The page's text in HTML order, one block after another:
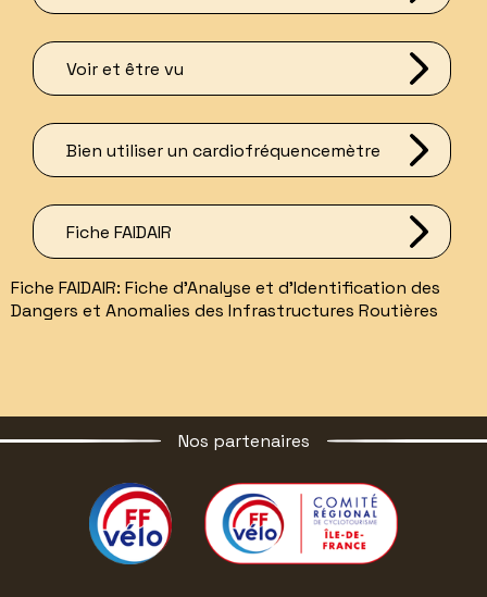
Voir et être vu
Bien utiliser un cardiofréquencemètre
Fiche FAIDAIR
Fiche FAIDAIR: Fiche d'Analyse et d'Identification des
Dangers et Anomalies des Infrastructures Routières
Nos partenaires